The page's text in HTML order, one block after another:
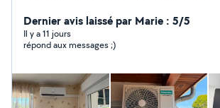
chauffage, électricité, gaz, carrelage. Nous réalisons
également vos entretiens d'appareil à gaz.
Dernier avis laissé par Marie : 5/5
Il y a 11 jours
répond aux messages ;)